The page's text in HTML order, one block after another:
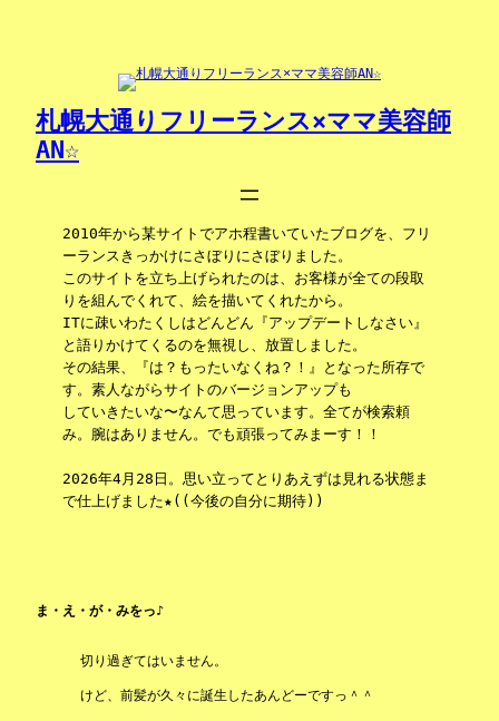
札幌大通りフリーランス×ママ美容師
AN☆
2010年から某サイトでアホ程書いていたブログを、フリ
ーランスきっかけにさぼりにさぼりました。
このサイトを立ち上げられたのは、お客様が全ての段取
りを組んでくれて、絵を描いてくれたから。
ITに疎いわたくしはどんどん『アップデートしなさい』
と語りかけてくるのを無視し、放置しました。
その結果、『は？もったいなくね？！』となった所存で
す。素人ながらサイトのバージョンアップも
していきたいな〜なんて思っています。全てが検索頼
み。腕はありません。でも頑張ってみまーす！！
2026年4月28日。思い立ってとりあえずは見れる状態ま
で仕上げました★((今後の自分に期待))
ま・え・が・みをっ♪
切り過ぎてはいません。
けど、前髪が久々に誕生したあんどーですっ＾＾